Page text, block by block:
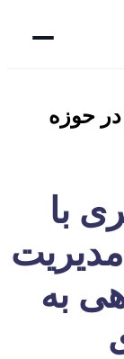
در حوزه
با
به